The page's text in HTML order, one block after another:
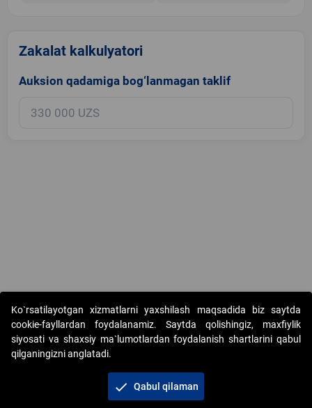
Zakalat kalkulyatori
Auksion qadamiga bog‘lanmagan taklif
Copyright © 2017-2026. "Elektron onlayn-auksionlarni tashkil etish"
AJ. Barcha huquqlar himoyalangan
+998 71 202-21-11
Ko`rsatilayotgan xizmatlarni yaxshilash maqsadida biz saytda
cookie-fayllardan foydalanamiz. Saytda qolishingiz, maxfiylik
siyosati va shaxsiy ma`lumotlardan foydalanish shartlarini qabul
qilganingizni anglatadi.
check Qabul qilaman